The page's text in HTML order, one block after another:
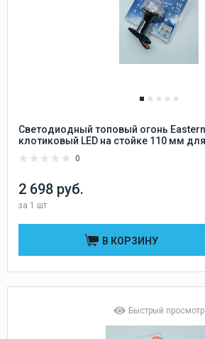
Светодиодный топовый огонь
клотиковый LED на стойке 110 мм
влагозащищенный
0
2 698 руб.
за 1 шт
В КОРЗИНУ
Быстрый просмотр